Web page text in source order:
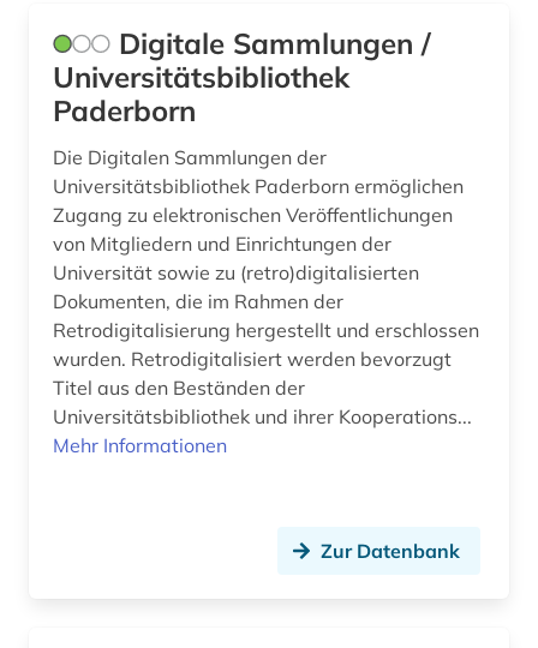
Digitale Sammlungen /
Universitätsbibliothek
Paderborn
Die Digitalen Sammlungen der
Universitätsbibliothek Paderborn ermöglichen
Zugang zu elektronischen Veröffentlichungen
von Mitgliedern und Einrichtungen der
Universität sowie zu (retro)digitalisierten
Dokumenten, die im Rahmen der
Retrodigitalisierung hergestellt und erschlossen
wurden. Retrodigitalisiert werden bevorzugt
Titel aus den Beständen der
Universitätsbibliothek und ihrer Kooperations...
Mehr Informationen
Zur Datenbank